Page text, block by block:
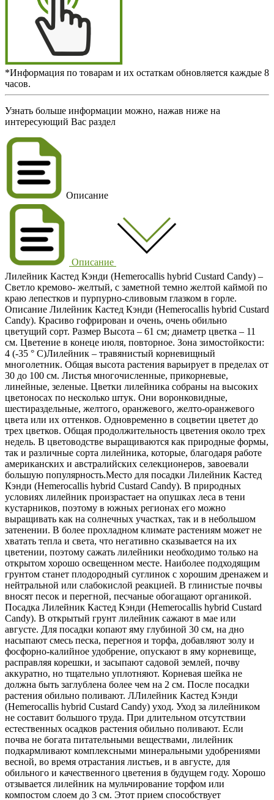
*Информация по товарам и их остаткам обновляется каждые 8
часов.
Узнать больше информации можно, нажав ниже на
интересующий Вас раздел
Описание
Описание
Лилейник Кастед Кэнди (Hemerocallis hybrid Custard Candy) –
Светло кремово- желтый, с заметной темно желтой каймой по
краю лепестков и пурпурно-сливовым глазком в горле.
Описание Лилейник Кастед Кэнди (Hemerocallis hybrid Custard
Candy). Красиво гофрирован и очень, очень обильно
цветущий сорт. Размер Высота – 61 см; диаметр цветка – 11
см. Цветение в конеце июля, повторное. Зона зимостойкости:
4 (-35 ° С)Лилейник – травянистый корневищный
многолетник. Общая высота растения варьирует в пределах от
30 до 100 см. Листья многочисленные, прикорневые,
линейные, зеленые. Цветки лилейника собраны на высоких
цветоносах по несколько штук. Они воронковидные,
шестираздельные, желтого, оранжевого, желто-оранжевого
цвета или их оттенков. Одновременно в соцветии цветет до
трех цветков. Общая продолжительность цветения около трех
недель. В цветоводстве выращиваются как природные формы,
так и различные сорта лилейника, которые, благодаря работе
американских и австралийских селекционеров, завоевали
большую популярность.Место для посадки Лилейник Кастед
Кэнди (Hemerocallis hybrid Custard Candy). В природных
условиях лилейник произрастает на опушках леса в тени
кустарников, поэтому в южных регионах его можно
выращивать как на солнечных участках, так и в небольшом
затенении. В более прохладном климате растениям может не
хватать тепла и света, что негативно сказывается на их
цветении, поэтому сажать лилейники необходимо только на
открытом хорошо освещенном месте. Наиболее подходящим
грунтом станет плодородный суглинок с хорошим дренажем и
нейтральной или слабокислой реакцией. В глинистые почвы
вносят песок и перегной, песчаные обогащают органикой.
Посадка Лилейник Кастед Кэнди (Hemerocallis hybrid Custard
Candy). В открытый грунт лилейник сажают в мае или
августе. Для посадки копают яму глубиной 30 см, на дно
насыпают смесь песка, перегноя и торфа, добавляют золу и
фосфорно-калийное удобрение, опускают в яму корневище,
расправляя корешки, и засыпают садовой землей, почву
аккуратно, но тщательно уплотняют. Корневая шейка не
должна быть заглублена более чем на 2 см. После посадки
растения обильно поливают. ЛЛилейник Кастед Кэнди
(Hemerocallis hybrid Custard Candy) уход. Уход за лилейником
не составит большого труда. При длительном отсутствии
естественных осадков растения обильно поливают. Если
почва не богата питательными веществами, лилейник
подкармливают комплексными минеральными удобрениями
весной, во время отрастания листьев, и в августе, для
обильного и качественного цветения в будущем году. Хорошо
отзывается лилейник на мульчирование торфом или
компостом слоем до 3 см. Этот прием способствует